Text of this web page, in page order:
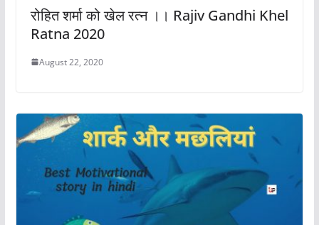
रोहित शर्मा को खेल रत्न ।। Rajiv Gandhi Khel
Ratna 2020
August 22, 2020